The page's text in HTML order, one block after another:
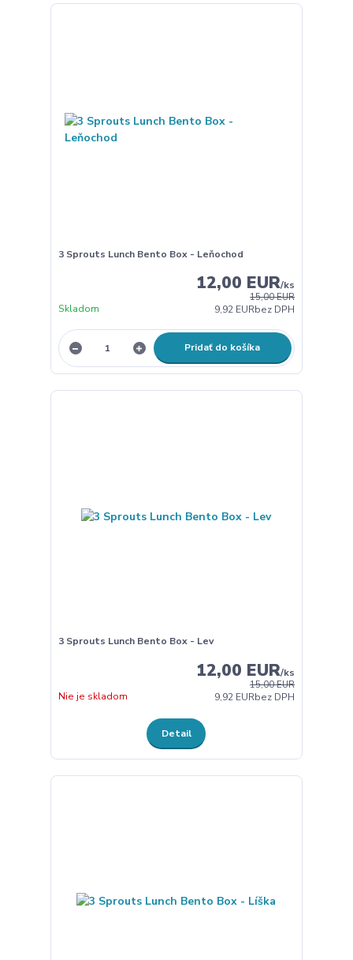
3 Sprouts Lunch Bento Box - Leňochod
15,00 EUR
12,00 EUR/ks
9,92 EURbez DPH
Skladom
Pridať do košíka
3 Sprouts Lunch Bento Box - Lev
15,00 EUR
12,00 EUR/ks
9,92 EURbez DPH
Nie je skladom
Detail